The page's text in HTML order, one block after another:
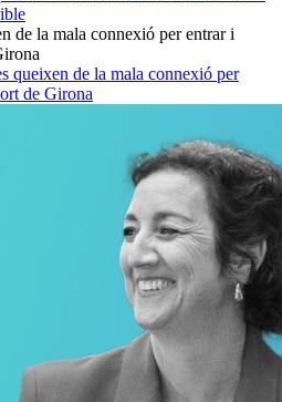
queixen de la mala connexió per
de Girona